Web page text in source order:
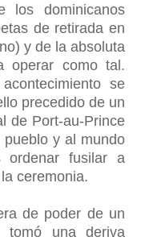
los dominicanos
de retirada en
y de la absoluta
operar como tal.
se
precedido de un
de Port-au-Prince
y al mundo
ordenar fusilar a
ceremonia.
de poder de un
tomó una deriva